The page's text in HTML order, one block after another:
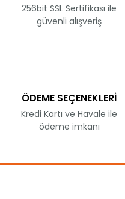
256bit SSL Sertifikası ile
güvenli alışveriş
ÖDEME SEÇENEKLERİ
Kredi Kartı ve Havale ile
ödeme imkanı